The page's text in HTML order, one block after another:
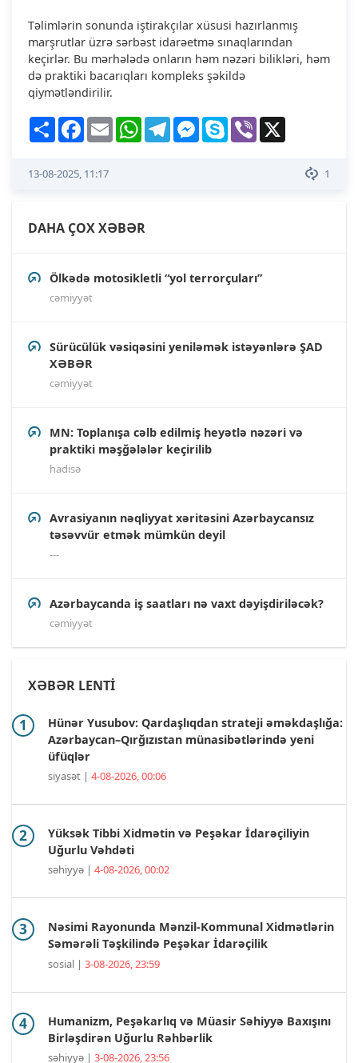
Təlimlərin sonunda iştirakçılar xüsusi hazırlanmış
marşrutlar üzrə sərbəst idarəetmə sınaqlarından
keçirlər. Bu mərhələdə onların həm nəzəri bilikləri, həm
də praktiki bacarıqları kompleks şəkildə
qiymətləndirilir.
Share Facebook
Email WhatsAppTelegramMessenger
Skype Viber
1
13-08-2025, 11:17
DAHA ÇOX XƏBƏR
Ölkədə motosikletli “yol terrorçuları”
cəmiyyət
Sürücülük vəsiqəsini yeniləmək istəyənlərə ŞAD
XƏBƏR
cəmiyyət
MN: Toplanışa cəlb edilmiş heyətlə nəzəri və
praktiki məşğələlər keçirilib
hadisə
Avrasiyanın nəqliyyat xəritəsini Azərbaycansız
təsəvvür etmək mümkün deyil
---
Azərbaycanda iş saatları nə vaxt dəyişdiriləcək?
cəmiyyət
XƏBƏR LENTİ
Hünər Yusubov: Qardaşlıqdan strateji əməkdaşlığa:
Azərbaycan–Qırğızıstan münasibətlərində yeni
üfüqlər
siyasət | 4-08-2026, 00:06
Yüksək Tibbi Xidmətin və Peşəkar İdarəçiliyin
Uğurlu Vəhdəti
səhiyyə | 4-08-2026, 00:02
Nəsimi Rayonunda Mənzil-Kommunal Xidmətlərin
Səmərəli Təşkilində Peşəkar İdarəçilik
sosial | 3-08-2026, 23:59
Humanizm, Peşəkarlıq və Müasir Səhiyyə Baxışını
Birləşdirən Uğurlu Rəhbərlik
səhiyyə | 3-08-2026, 23:56